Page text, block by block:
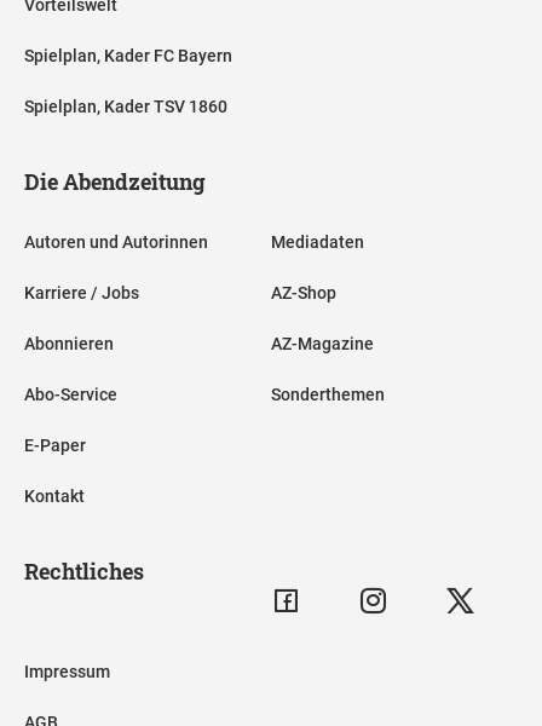
Vorteilswelt
Spielplan, Kader FC Bayern
Spielplan, Kader TSV 1860
Die Abendzeitung
Autoren und Autorinnen
Karriere / Jobs
Abonnieren
Abo-Service
E-Paper
Kontakt
Mediadaten
AZ-Shop
AZ-Magazine
Sonderthemen
Rechtliches
Impressum
AGB